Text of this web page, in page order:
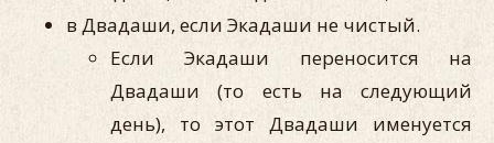
в Двадаши, если Экадаши не чистый.
Если Экадаши переносится на
Двадаши (то есть на следующий
день), то этот Двадаши именуется